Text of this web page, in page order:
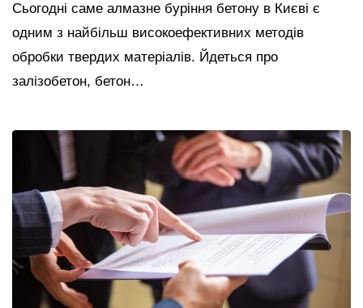
Cьогодні саме алмазне буріння бетону в Києві є
одним з найбільш високоефективних методів
обробки твердих матеріалів. Йдеться про
залізобетон, бетон…